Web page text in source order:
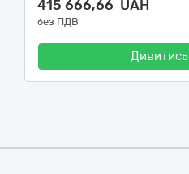
415 666,66 UAH
без ПДВ
Дивитись